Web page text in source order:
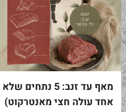
מאף עד זנב: 5
אחד עולה חצי מאנטרקוט)